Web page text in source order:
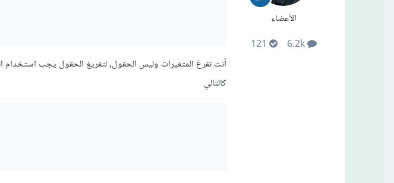
الأعضاء
6.2k
أنت تفرغ المتغيرات وليس الحقول, لتفريغ الحقول يجب استخدام
كالتالي